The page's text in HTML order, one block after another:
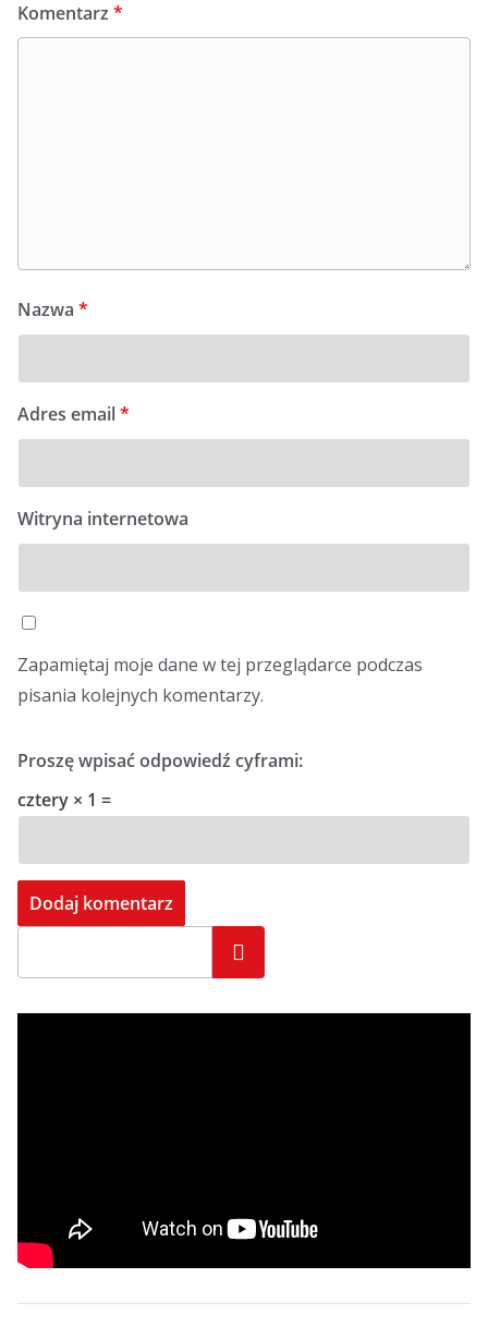
Komentarz *
Nazwa *
Adres email*
Witryna internetowa
Zapamiętaj moje dane w tej przeglądarce podczas
pisania kolejnych komentarzy.
Proszę wpisać odpowiedź cyframi:
cztery × 1 =
Szukaj